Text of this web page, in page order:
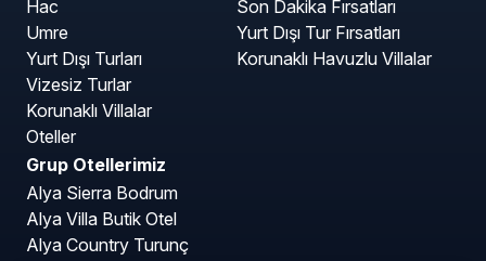
Hac
Umre
Yurt Dışı Turları
Vizesiz Turlar
Korunaklı Villalar
Oteller
Son Dakika Fırsatları
Yurt Dışı Tur Fırsatları
Korunaklı Havuzlu Villalar
Grup Otellerimiz
Alya Sierra Bodrum
Alya Villa Butik Otel
Alya Country Turunç